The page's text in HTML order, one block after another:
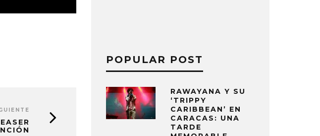
POPULAR POST
RAWAYANA Y SU
‘TRIPPY
CARIBBEAN’ EN
CARACAS: UNA
TARDE